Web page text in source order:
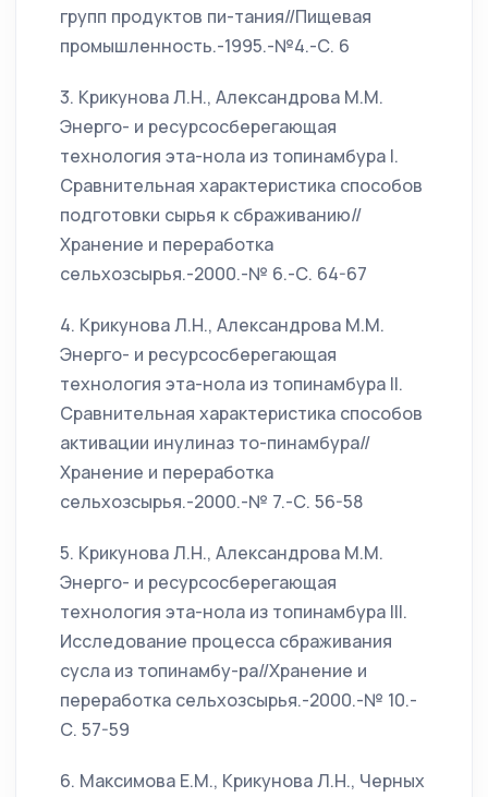
групп продуктов пи-тания//Пищевая
промышленность.-1995.-№4.-С. 6
3. Крикунова Л.Н., Александрова М.М.
Энерго- и ресурсосберегающая
технология эта-нола из топинамбура I.
Сравнительная характеристика способов
подготовки сырья к сбраживанию//
Хранение и переработка
сельхозсырья.-2000.-№ 6.-С. 64-67
4. Крикунова Л.Н., Александрова М.М.
Энерго- и ресурсосберегающая
технология эта-нола из топинамбура II.
Сравнительная характеристика способов
активации инулиназ то-пинамбура//
Хранение и переработка
сельхозсырья.-2000.-№ 7.-С. 56-58
5. Крикунова Л.Н., Александрова М.М.
Энерго- и ресурсосберегающая
технология эта-нола из топинамбура III.
Исследование процесса сбраживания
сусла из топинамбу-ра//Хранение и
переработка сельхозсырья.-2000.-№ 10.-
С. 57-59
6. Максимова Е.М., Крикунова Л.Н., Черных